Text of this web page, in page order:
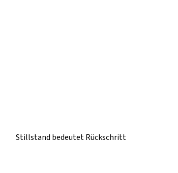
Stillstand bedeutetRückschritt